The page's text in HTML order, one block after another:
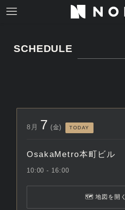
SCHEDULE
8月 7 (金) TODAY
OsakaMetro本町ビル
10:00 - 16:00
🗺 地図を開く